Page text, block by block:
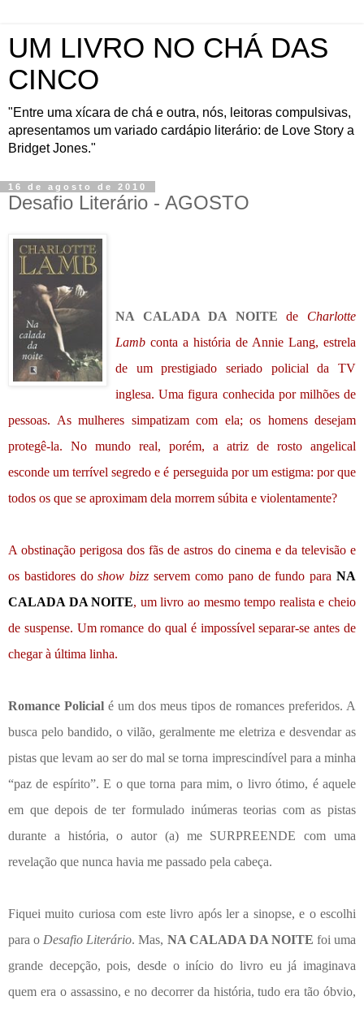
UM LIVRO NO CHÁ DAS
CINCO
"Entre uma xícara de chá e outra, nós, leitoras compulsivas,
apresentamos um variado cardápio literário: de Love Story a
Bridget Jones."
16 de agosto de 2010
Desafio Literário - AGOSTO
NA CALADA DA NOITE de Charlotte
Lamb conta a história de Annie Lang, estrela
de um prestigiado seriado policial da TV
inglesa. Uma figura conhecida por milhões de
pessoas. As mulheres simpatizam com ela; os homens desejam
protegê-la. No mundo real, porém, a atriz de rosto angelical
esconde um terrível segredo e é perseguida por um estigma: por que
todos os que se aproximam dela morrem súbita e violentamente?
A obstinação perigosa dos fãs de astros do cinema e da televisão e
os bastidores doshow bizz servem como pano de fundo paraNA
CALADA DA NOITE, um livro ao mesmo tempo realista e cheio
de suspense. Um romance do qual é impossível separar-se antes de
chegar à última linha.
Romance Policial é um dos meus tipos de romances preferidos. A
busca pelo bandido, o vilão, geralmente me eletriza e desvendar as
pistas que levam ao ser do mal se torna imprescindível para a minha
“paz de espírito”. E o que torna para mim, o livro ótimo, é aquele
em que depois de ter formulado inúmeras teorias com as pistas
durante a história, o autor (a) me SURPREENDE com uma
revelação que nunca havia me passado pela cabeça.
Fiquei muito curiosa com este livro após ler a sinopse, e o escolhi
para o Desafio Literário. Mas, NA CALADA DA NOITE foi uma
grande decepção, pois, desde o início do livro eu já imaginava
quem era o assassino, e no decorrer da história, tudo era tão óbvio,